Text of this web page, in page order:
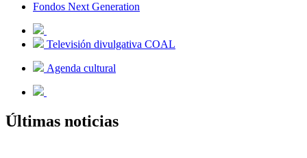
Fondos Next Generation
Televisión divulgativa COAL
Agenda cultural
Últimas noticias